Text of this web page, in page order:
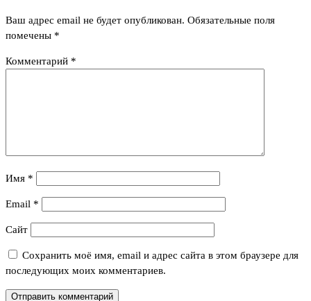
Ваш адрес email не будет опубликован. Обязательные поля
помечены *
Комментарий *
Имя *
Email *
Сайт
Сохранить моё имя, email и адрес сайта в этом браузере для
последующих моих комментариев.